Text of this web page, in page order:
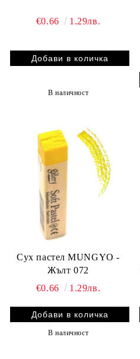
€0.66 1.29лв.
В наличност
Сух пастел MUNGYO -
Жълт 072
€0.66
1.29лв.
В наличност